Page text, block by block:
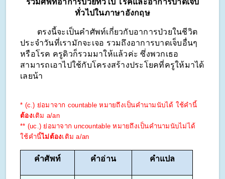
รวมศัพท์อาการป่วยทั่วไป โรคและอาการบาดเจ็บ
ทั่วไปในภาษาอังกฤษ
ตรงนี้จะเป็นคำศัพท์เกี่ยวกับอาการป่วยในชีวิต
ประจำวันที่เรามักจะเจอ รวมถึงอาการบาดเจ็บอื่นๆ
หรือโรค ครูดิวก็รวมมาให้แล้วค่ะ ซึ่งพวกเธอ
สามารถเอาไปใช้กับโครงสร้างประโยคที่ครูให้มาได้
เลยน้า
* (c.) ย่อมาจาก countable หมายถึงเป็นคำนามนับได้ ใช้คำนี้
ต้องเติม a/an
** (uc.) ย่อมาจาก uncountable หมายถึงเป็นคำนามนับไม่ได้
ใช้คำนี้ไม่ต้องเติม a/an
คำศัพท์ คำอ่าน คำแปล